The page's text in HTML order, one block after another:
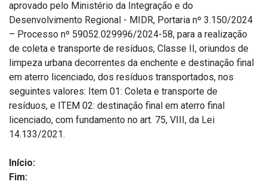
Secretarias
Administração
Agricultura e Meio Ambiente
Assistência Social
Educação, Cultura, Desporto e Turismo
Obras
Saúde
aprovado pelo Ministério da Integração e do
Desenvolvimento Regional - MIDR, Portaria nº 3.150/2024
– Processo nº 59052.029996/2024-58, para a realização
de coleta e transporte de resíduos, Classe II, oriundos de
limpeza urbana decorrentes da enchente e destinação final
em aterro licenciado, dos resíduos transportados, nos
seguintes valores: Item 01: Coleta e transporte de
resíduos, e ITEM 02: destinação final em aterro final
licenciado, com fundamento no art. 75, VIII, da Lei
14.133/2021.
Início:
Fim: